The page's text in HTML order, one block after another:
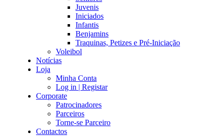
Juvenis
Iniciados
Infantis
Benjamins
Traquinas, Petizes e Pré-Iniciação
Voleibol
Notícias
Loja
Minha Conta
Log in | Registar
Corporate
Patrocinadores
Parceiros
Torne-se Parceiro
Contactos